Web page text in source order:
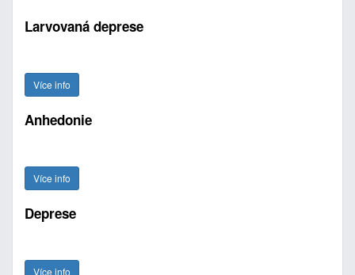
Larvovaná deprese
Více info
Anhedonie
Více info
Deprese
Více info